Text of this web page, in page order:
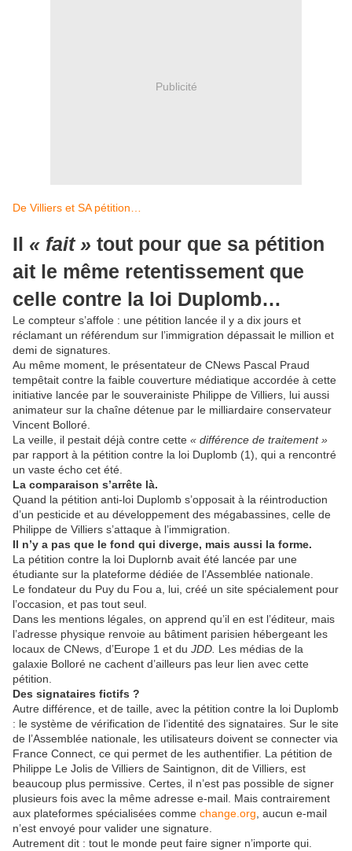
Publicité
De Villiers et SA pétition…
Il « fait » tout pour que sa pétition
ait le même retentissement que
celle contre la loi Duplomb…
Le compteur s’affole : une pétition lancée il y a dix jours et
réclamant un référendum sur l’immigration dépassait le million et
demi de signatures.
Au même moment, le présentateur de CNews Pascal Praud
tempêtait contre la faible couverture médiatique accordée à cette
initiative lancée par le souverainiste Philippe de Villiers, lui aussi
animateur sur la chaîne détenue par le milliardaire conservateur
Vincent Bolloré.
La veille, il pestait déjà contre cette « différence de traitement »
par rapport à la pétition contre la loi Duplomb (1), qui a rencontré
un vaste écho cet été.
La comparaison s’arrête là.
Quand la pétition anti-loi Duplomb s’opposait à la réintroduction
d’un pesticide et au développement des mégabassines, celle de
Philippe de Villiers s’attaque à l’immigration.
Il n’y a pas que le fond qui diverge, mais aussi la forme.
La pétition contre la loi Duplornb avait été lancée par une
étudiante sur la plateforme dédiée de l’Assemblée nationale.
Le fondateur du Puy du Fou a, lui, créé un site spécialement pour
l’occasion, et pas tout seul.
Dans les mentions légales, on apprend qu’il en est l’éditeur, mais
l’adresse physique renvoie au bâtiment parisien hébergeant les
locaux de CNews, d’Europe 1 et du JDD. Les médias de la
galaxie Bolloré ne cachent d’ailleurs pas leur lien avec cette
pétition.
Des signataires fictifs ?
Autre différence, et de taille, avec la pétition contre la loi Duplomb
: le système de vérification de l’identité des signataires. Sur le site
de l’Assemblée nationale, les utilisateurs doivent se connecter via
France Connect, ce qui permet de les authentifier. La pétition de
Philippe Le Jolis de Villiers de Saintignon, dit de Villiers, est
beaucoup plus permissive. Certes, il n’est pas possible de signer
plusieurs fois avec la même adresse e-mail. Mais contrairement
aux plateformes spécialisées comme change.org , aucun e-mail
n’est envoyé pour valider une signature.
Autrement dit : tout le monde peut faire signer n’importe qui.